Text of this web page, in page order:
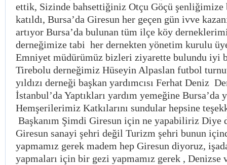
ettik, Sizinde bahsettiğiniz Otçu Göçü şenliğimize
katıldı, Bursa’da Giresun her geçen gün ivve
artıyor Bursa’da bulunan tüm ilçe köy
derneğimize tabi her dernekten yönetim kurulu
Emniyet müdürümüz bizleri ziyarette bulundu iyi
Tirebolu derneğimiz Hüseyin Alpaslan futbol
yıldızı derneği başkan yardımcısı Ferhat Deniz
İstanbul’da Yaptıkları yardım yemeğine Bursa’da
Hemşerilerimiz Katkılarını sundular hepsine
Başkanım Şimdi Giresun için ne yapabiliriz Diye
Giresun sanayi şehri değil Turizm şehri bunun
yapmamız gerek madem hep Giresun diyoruz,
yapmaları için bir gezi yapmamız gerek , Denizse